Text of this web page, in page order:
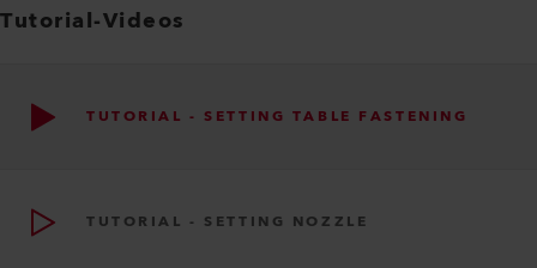
Tutorial-Videos
TUTORIAL - SETTING TABLE FASTENING
TUTORIAL - SETTING NOZZLE